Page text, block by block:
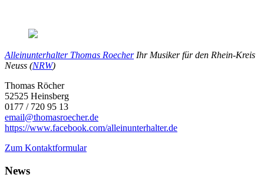
Alleinunterhalter Thomas RoecherIhr Musiker für den Rhein-Kreis
Neuss (NRW)
Thomas Röcher
52525 Heinsberg
0177 / 720 95 13
email@thomasroecher.de
https://www.facebook.com/alleinunterhalter.de
Zum Kontaktformular
News